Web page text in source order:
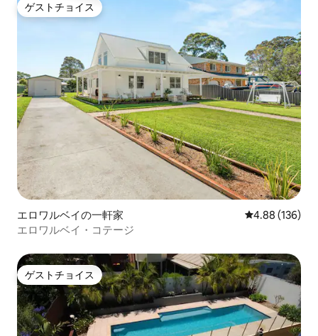
ゲストチョイス
ゲストチョイス
エロワルベイの一軒家 レビュー136
4.88 (136)
エロワルベイ・コテージ
ゲストチョイス
ゲストチョイス